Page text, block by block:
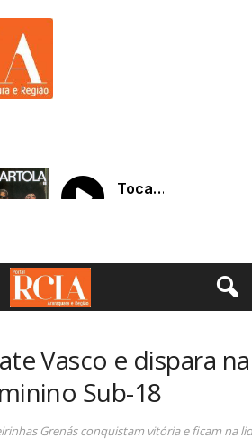
Vasco e dispara
Sub-18
Grenás conquistam vitória e ficam na